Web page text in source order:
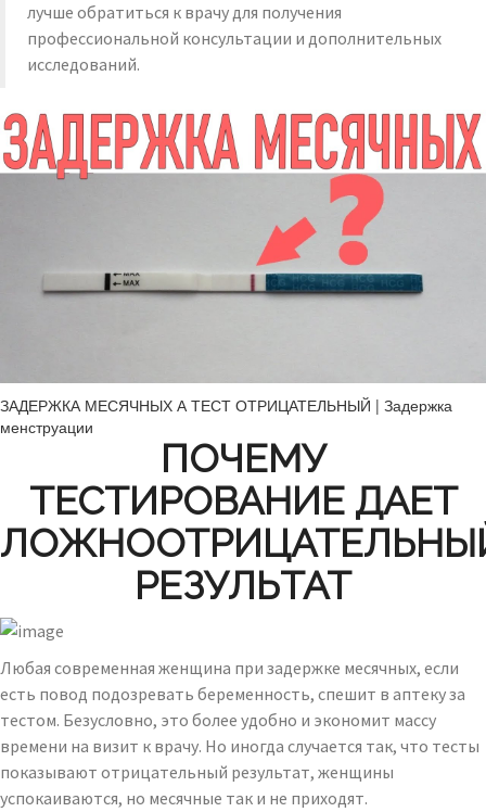
лучше обратиться к врачу для получения
профессиональной консультации и дополнительных
исследований.
ЗАДЕРЖКА МЕСЯЧНЫХ А ТЕСТ ОТРИЦАТЕЛЬНЫЙ | Задержка
менструации
ПОЧЕМУ
ТЕСТИРОВАНИЕ ДАЕТ
РЕЗУЛЬТАТ
Любая современная женщина при задержке месячных, если
есть повод подозревать беременность, спешит в аптеку за
тестом. Безусловно, это более удобно и экономит массу
времени на визит к врачу. Но иногда случается так, что тесты
показывают отрицательный результат, женщины
успокаиваются, но месячные так и не приходят.